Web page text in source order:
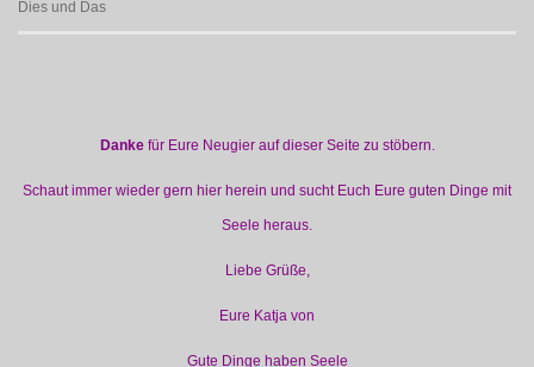
Dies und Das
Dankefür Eure Neugier auf dieser Seite zu stöbern.
Schaut immer wieder gern hier herein und sucht Euch Eure guten Dinge mit
Seele heraus.
Liebe Grüße,
Eure Katja von
Gute Dinge haben Seele